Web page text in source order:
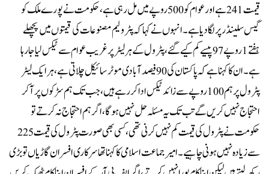
قیمت 241 ہے اور عوام کو 500 روپے میں مل رہی ہے، حکومت نے پورے ملک کو
گیس سلینڈر پر لگا دیا ہے۔انہوں نے کہا کہ پٹرولیم مصنوعات کی قیمتوں میں پچھلے
ہفتے 1 روپے 97 پیسے کم کیے گئے، پٹرول کے ہر لیٹر پر غریب عوام سے ٹیکس لیا جا رہا
ہے۔ان کا کہنا ہے کہ پاکستان کی 90 فیصد آبادی موٹرسائیکل چلاتی ہے، ہر ایک لیٹر
پٹرول پر ہم 100 روپے سے زائد ٹیکس ادا کر رہے ہیں، جب تک ہم سڑکوں پر آکر
احتجاج نہیں کریں گے تب تک یہ مسئلہ حل نہیں ہو گا، اگر ہم احتجاج نہ کرتے تو
حکومت نے پٹرول کی قیمت کم نہیں کرنی تھی، کسی بھی صورت پٹرول کی قیمت 225
سے زیادہ نہیں ہونی چاہیے۔امیر جماعت اسلامی کا کہنا تھا سرکاری افسران گاڑیاں تو بڑی